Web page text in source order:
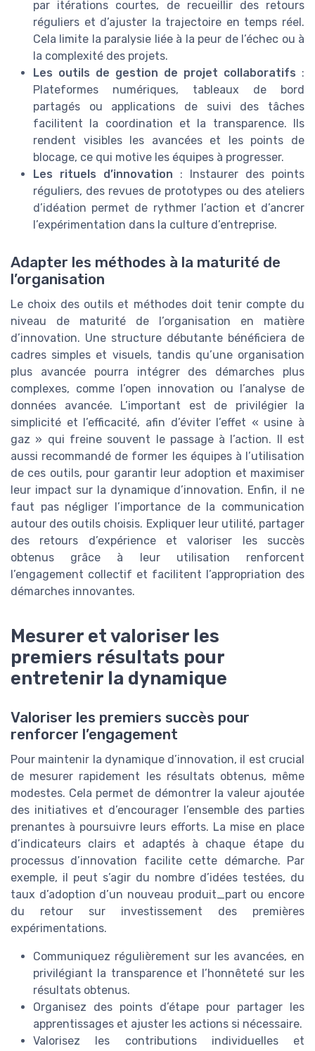
par itérations courtes, de recueillir des retours
réguliers et d’ajuster la trajectoire en temps réel.
Cela limite la paralysie liée à la peur de l’échec ou à
la complexité des projets.
Les outils de gestion de projet collaboratifs :
Plateformes numériques, tableaux de bord
partagés ou applications de suivi des tâches
facilitent la coordination et la transparence. Ils
rendent visibles les avancées et les points de
blocage, ce qui motive les équipes à progresser.
Les rituels d’innovation : Instaurer des points
réguliers, des revues de prototypes ou des ateliers
d’idéation permet de rythmer l’action et d’ancrer
l’expérimentation dans la culture d’entreprise.
Adapter les méthodes à la maturité de
l’organisation
Le choix des outils et méthodes doit tenir compte du
niveau de maturité de l’organisation en matière
d’innovation. Une structure débutante bénéficiera de
cadres simples et visuels, tandis qu’une organisation
plus avancée pourra intégrer des démarches plus
complexes, comme l’open innovation ou l’analyse de
données avancée. L’important est de privilégier la
simplicité et l’efficacité, afin d’éviter l’effet « usine à
gaz » qui freine souvent le passage à l’action. Il est
aussi recommandé de former les équipes à l’utilisation
de ces outils, pour garantir leur adoption et maximiser
leur impact sur la dynamique d’innovation. Enfin, il ne
faut pas négliger l’importance de la communication
autour des outils choisis. Expliquer leur utilité, partager
des retours d’expérience et valoriser les succès
obtenus grâce à leur utilisation renforcent
l’engagement collectif et facilitent l’appropriation des
démarches innovantes.
Mesurer et valoriser les
premiers résultats pour
entretenir la dynamique
Valoriser les premiers succès pour
renforcer l’engagement
Pour maintenir la dynamique d’innovation, il est crucial
de mesurer rapidement les résultats obtenus, même
modestes. Cela permet de démontrer la valeur ajoutée
des initiatives et d’encourager l’ensemble des parties
prenantes à poursuivre leurs efforts. La mise en place
d’indicateurs clairs et adaptés à chaque étape du
processus d’innovation facilite cette démarche. Par
exemple, il peut s’agir du nombre d’idées testées, du
taux d’adoption d’un nouveau produit_part ou encore
du retour sur investissement des premières
expérimentations.
Communiquez régulièrement sur les avancées, en
privilégiant la transparence et l’honnêteté sur les
résultats obtenus.
Organisez des points d’étape pour partager les
apprentissages et ajuster les actions si nécessaire.
Valorisez les contributions individuelles et